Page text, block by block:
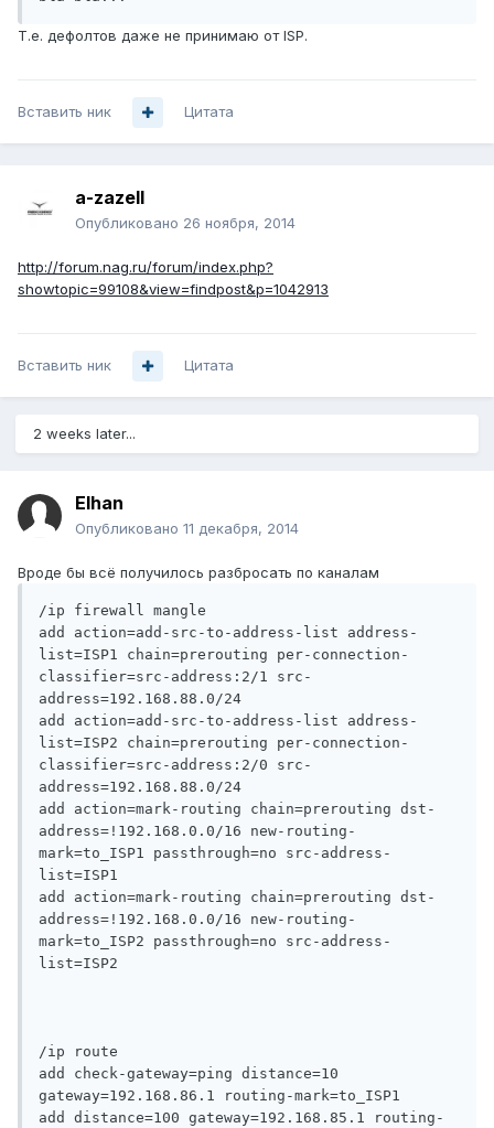
Т.е. дефолтов даже не принимаю от ISP.
Вставить ник Цитата
a-zazell
Опубликовано 26 ноября, 2014
http://forum.nag.ru/forum/index.php?
showtopic=99108&view=findpost&p=1042913
Вставить ник Цитата
2 weeks later...
Elhan
Опубликовано 11 декабря, 2014
Вроде бы всё получилось разбросать по каналам
/ip firewall mangle
add action=add-src-to-address-list address-
list=ISP1 chain=prerouting per-connection-
classifier=src-address:2/1 src-
address=192.168.88.0/24
add action=add-src-to-address-list address-
list=ISP2 chain=prerouting per-connection-
classifier=src-address:2/0 src-
address=192.168.88.0/24
add action=mark-routing chain=prerouting dst-
address=!192.168.0.0/16 new-routing-
mark=to_ISP1 passthrough=no src-address-
list=ISP1
add action=mark-routing chain=prerouting dst-
address=!192.168.0.0/16 new-routing-
mark=to_ISP2 passthrough=no src-address-
list=ISP2
/ip route
add check-gateway=ping distance=10
gateway=192.168.86.1 routing-mark=to_ISP1
add distance=100 gateway=192.168.85.1 routing-